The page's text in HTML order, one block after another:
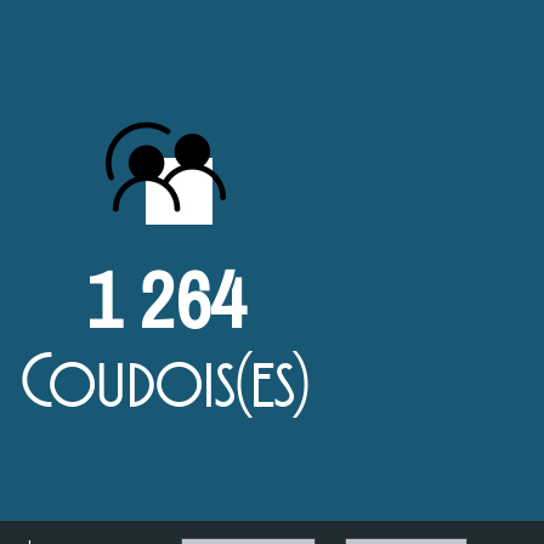
1 264
Coudois(es)